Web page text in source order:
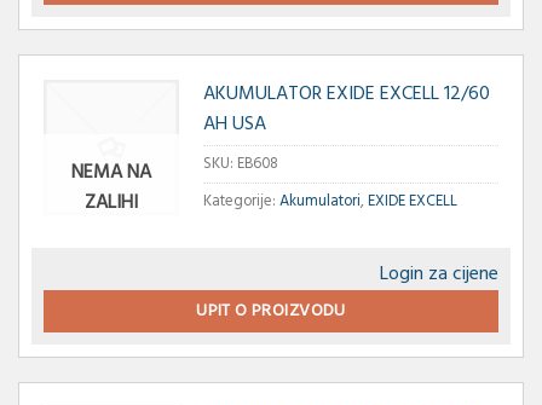
NEMA NA
ZALIHI
AKUMULATOR EXIDE EXCELL 12/60
AH USA
SKU: EB608
Kategorije:Akumulatori,EXIDE EXCELL
Login za cijene
UPIT O PROIZVODU